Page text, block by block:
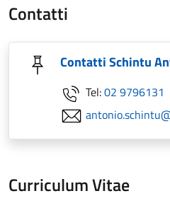
Contatti
Contatti Schintu
Tel:02 9796131
Curriculum Vitae